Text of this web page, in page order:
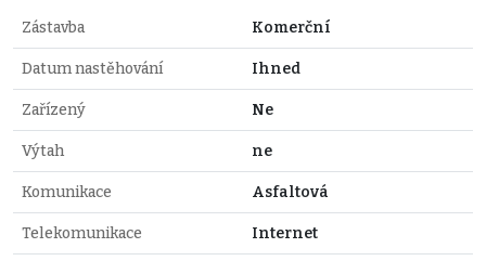
Zástavba Komerční
Datum nastěhování Ihned
Zařízený Ne
Výtah ne
Komunikace Asfaltová
Telekomunikace Internet